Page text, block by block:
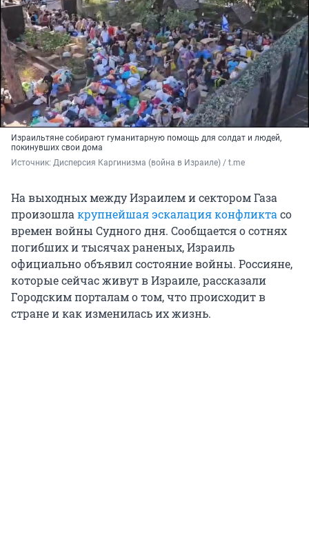
Израильтяне собирают гуманитарную помощь для солдат и людей,
покинувших свои дома
Источник: Дисперсия Каргинизма (война в Израиле) / t.me
На выходных между Израилем и сектором Газа
произошла крупнейшая эскалация конфликта со
времен войны Судного дня. Сообщается о сотнях
погибших и тысячах раненых, Израиль
официально объявил состояние войны. Россияне,
которые сейчас живут в Израиле, рассказали
Городским порталам о том, что происходит в
стране и как изменилась их жизнь.